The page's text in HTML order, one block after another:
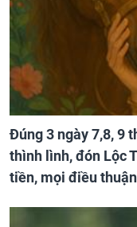
Đúng 3 ngày 7,8, 9
thình lình, đón Lộc
tiền, mọi điều